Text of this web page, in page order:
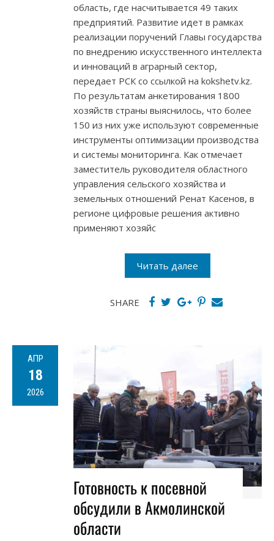
область, где насчитывается 49 таких
предприятий. Развитие идет в рамках
реализации поручений Главы государства
по внедрению искусственного интеллекта
и инноваций в аграрный сектор,
передает РСК со ссылкой на kokshetv.kz.
По результатам анкетирования 1800
хозяйств страны выяснилось, что более
150 из них уже используют современные
инструменты оптимизации производства
и системы мониторинга. Как отмечает
заместитель руководителя областного
управления сельского хозяйства и
земельных отношений Ренат Касенов, в
регионе цифровые решения активно
применяют хозяйс
Читать далее
SHARE
АПР
18
2026
Готовность к посевной
обсудили в Акмолинской
области